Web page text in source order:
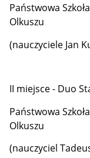
Państwowa
Olkuszu
(nauczyciele Jan
II miejsce - Duo
Państwowa
Olkuszu
(nauczyciel